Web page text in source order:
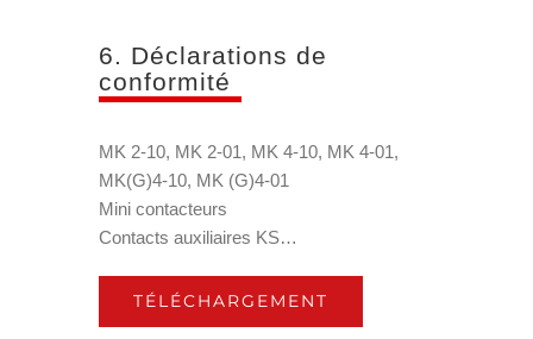
6. Déclarations de
conformité
MK 2-10, MK 2-01, MK 4-10, MK 4-01,
MK(G)4-10, MK (G)4-01
Mini contacteurs
Contacts auxiliaires KS…
TÉLÉCHARGEMENT